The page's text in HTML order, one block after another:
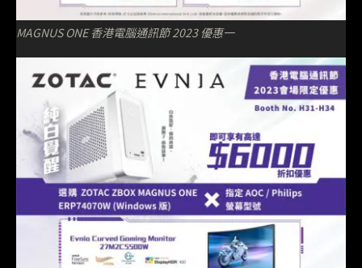
MAGNUS ONE 香港電腦通訊節 2023 優惠一